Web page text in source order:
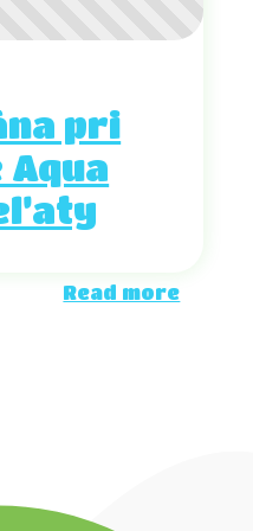
pri
Aqua
Read more